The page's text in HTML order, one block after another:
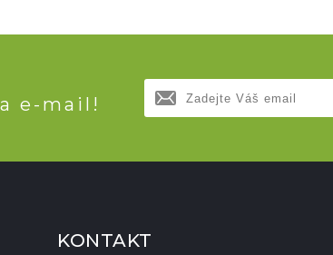
e-mail!
KONTAKT